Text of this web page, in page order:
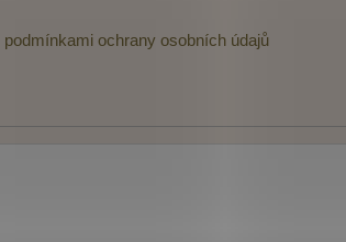
podmínkami ochrany osobních údajů